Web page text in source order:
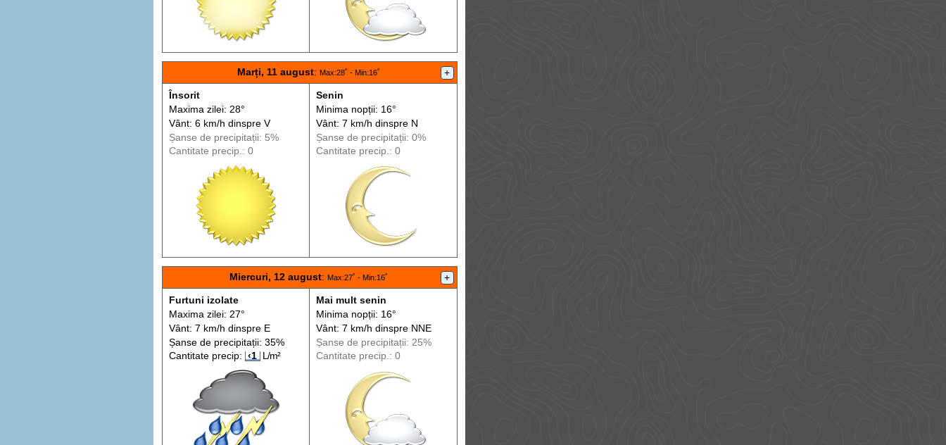
Marți, 11 august: Max:28˚ - Min:16˚ +
Însorit
Maxima zilei: 28°
Vânt: 6 km/h dinspreV
Șanse de precipitații: 5%
Cantitate precip.: 0
Senin
Minima nopții: 16°
Vânt: 7 km/h dinspreN
Șanse de precipitații: 0%
Cantitate precip.: 0
Miercuri, 12 august: Max:27˚ - Min:16˚ +
Furtuni izolate
Maxima zilei: 27°
Vânt: 7 km/h dinspreE
Șanse de precipitații: 35%
Cantitate precip:
‹1 L/m²
Mai mult senin
Minima nopții: 16°
Vânt: 7 km/h dinspreNNE
Șanse de precipitații: 25%
Cantitate precip.: 0